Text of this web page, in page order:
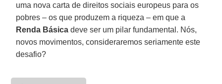
uma nova carta de direitos sociais europeus para os
pobres – os que produzem a riqueza – em que a
Renda Básica deve ser um pilar fundamental. Nós,
novos movimentos, consideraremos seriamente este
desafio?